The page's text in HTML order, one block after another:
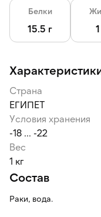
Белки
15.5 г
Страна
ЕГИПЕТ
Условия хранения
-18 ... -22
Вес
1 кг
Состав
Раки, вода.